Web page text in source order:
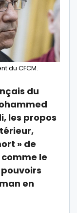
du CFCM.
du
les propos
» de
le
en